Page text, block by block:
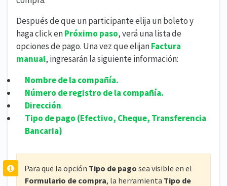
Después de que un participante elija un boleto y
haga click enPróximo paso, verá una lista de
opciones de pago. Una vez que elijanFactura
manual, ingresarán la siguiente información:
Nombre de la compañía.
Número de registro de la compañía.
Dirección.
Tipo de pago (Efectivo, Cheque, Transferencia
Bancaria)
Para que la opción Tipo de pago sea visible en el
Formulario de compra, la herramienta Tipo de